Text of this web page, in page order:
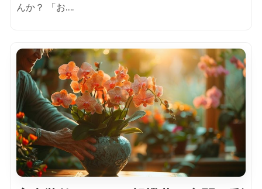
んか？ 「お….